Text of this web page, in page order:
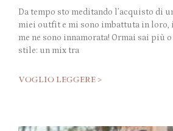
Da tempo sto meditando l’acquisto di
miei outfit e mi sono imbattuta in loro, i
me ne sono innamorata! Ormai sai più o
stile: un mix tra
VOGLIO LEGGERE >